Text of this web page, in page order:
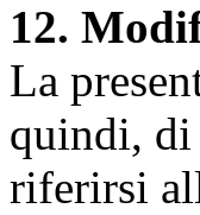
12.
La
quindi, di
riferirsi